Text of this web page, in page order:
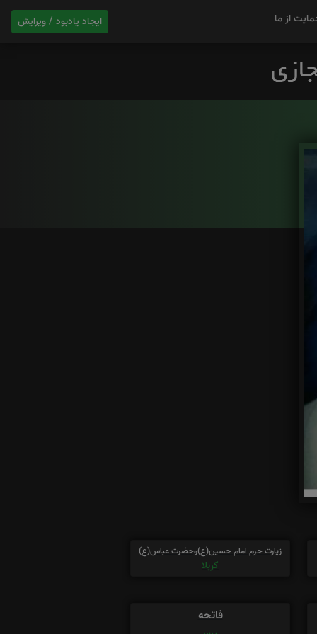
ایجاد یادبود / ویرایش از ما
زیارت حرم امام حسین(ع)وحضرت عباس(ع)
کربلا
فاتحه